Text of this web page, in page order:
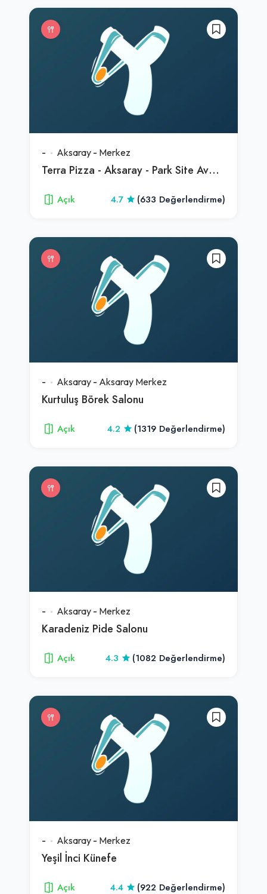
- Aksaray - Merkez
Terra Pizza - Aksaray - Park Site Avm Şubesi
Açık 4.7 (633 Değerlendirme)
- Aksaray - Aksaray Merkez
Kurtuluş Börek Salonu
Açık 4.2 (1319 Değerlendirme)
- Aksaray - Merkez
Karadeniz Pide Salonu
Açık 4.3 (1082 Değerlendirme)
- Aksaray - Merkez
Yeşil İnci Künefe
Açık 4.4 (922 Değerlendirme)